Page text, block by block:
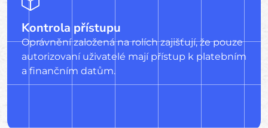
Kontrola přístupu
Oprávnění založená na rolích zajišťují, že pouze
autorizovaní uživatelé mají přístup k platebním
a finančním datům.